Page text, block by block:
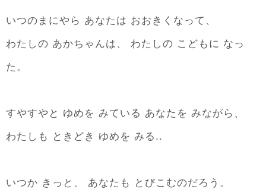
いつのまにやら あなたは おおきくなって、
わたしの あかちゃんは、 わたしの こどもに なっ
た。
すやすやと ゆめを みている あなたを みながら、
わたしも ときどき ゆめを みる..
いつか きっと、 あなたも とびこむのだろう。